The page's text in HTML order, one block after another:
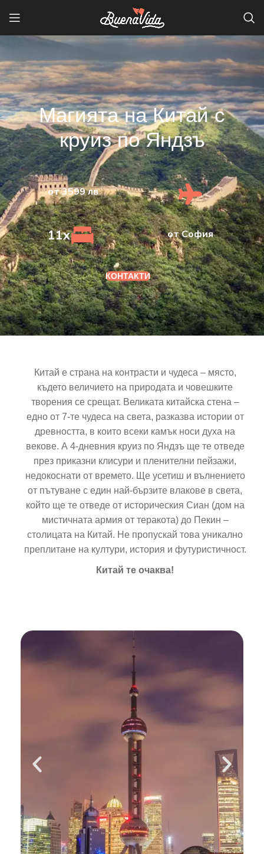
Магията на Китай с
круиз по Яндзъ
от 3599 лв
11x oт София
КОНТАКТИ
Китай е страна на контрасти и чудеса – място,
където величието на природата и човешките
творения се срещат. Великата китайска стена –
едно от 7-те чудеса на света, разказва истории от
древността, в които всеки камък носи духа на
векове. А 4-дневния круиз по Яндзъ ще те отведе
през приказни клисури и пленителни пейзажи,
недокоснати от времето. Ще усетиш и вълнението
от пътуване с един най-бързите влакове в света,
който ще те отведе от историческия Сиан (дом на
мистичната армия от теракота) до Пекин –
столицата на Китай. Не пропускай това уникално
преплитане на култури, история и футуристичност.
Китай те очаква!